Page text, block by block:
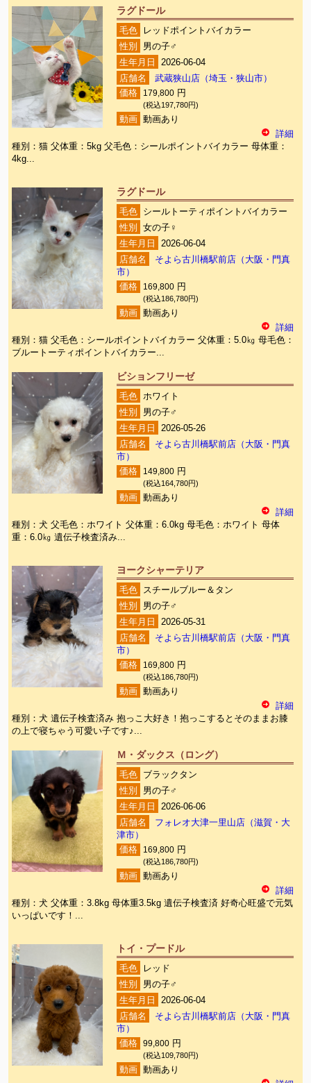
ラグドール
毛色
レッドポイントバイカラー
性別
男の子♂
生年月日
2026-06-04
店舗名
武蔵狭山店（埼玉・狭山市）
価格
179,800 円
(税込197,780円)
動画
動画あり
詳細
種別：猫 父体重：5kg 父毛色：シールポイントバイカラー 母体重：
4kg...
ラグドール
毛色
シールトーティポイントバイカラー
性別
女の子♀
生年月日
2026-06-04
店舗名
そよら古川橋駅前店（大阪・門真
市）
価格
169,800 円
(税込186,780円)
動画
動画あり
詳細
種別：猫 父毛色：シールポイントバイカラー 父体重：5.0㎏ 母毛色：
ブルートーティポイントバイカラー...
ビションフリーゼ
毛色 ホワイト
性別
男の子♂
生年月日
2026-05-26
店舗名
そよら古川橋駅前店（大阪・門真
市）
価格
149,800 円
(税込164,780円)
動画
動画あり
詳細
種別：犬 父毛色：ホワイト 父体重：6.0kg 母毛色：ホワイト 母体
重：6.0㎏ 遺伝子検査済み...
ヨークシャーテリア
毛色
スチールブルー＆タン
性別
男の子♂
生年月日
2026-05-31
店舗名
そよら古川橋駅前店（大阪・門真
市）
価格
169,800 円
(税込186,780円)
動画
動画あり
詳細
種別：犬 遺伝子検査済み 抱っこ大好き！抱っこするとそのままお膝
の上で寝ちゃう可愛い子です♪...
Ｍ・ダックス（ロング）
毛色
ブラックタン
性別
男の子♂
生年月日
2026-06-06
店舗名
フォレオ大津一里山店（滋賀・大
津市）
価格
169,800 円
(税込186,780円)
動画
動画あり
詳細
種別：犬 父体重：3.8kg 母体重3.5kg 遺伝子検査済 好奇心旺盛で元気
いっぱいです！...
トイ・プードル
毛色
レッド
性別
男の子♂
生年月日
2026-06-04
店舗名
そよら古川橋駅前店（大阪・門真
市）
価格 99,800 円
(税込109,780円)
動画
動画あり